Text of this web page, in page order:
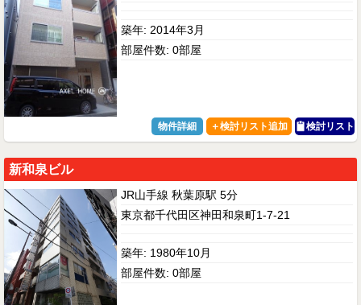
築年: 2014年3月
部屋件数: 0部屋
物件詳細 検討リスト
新和泉ビル
JR山手線 秋葉原駅 5分
東京都千代田区神田和泉町1-7-21
築年: 1980年10月
部屋件数: 0部屋